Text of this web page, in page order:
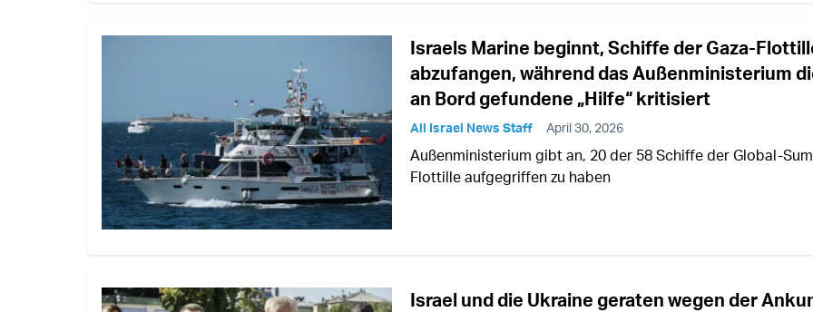
Israels Marine beginnt, Schiffe der Gaza-
abzufangen, während das Außenministerium
an Bord gefundene „Hilfe“ kritisiert
All Israel News Staff April 30, 2026
Außenministerium gibt an, 20 der 58 Schiffe der Global-
Flottille aufgegriffen zu haben
Israel und die Ukraine geraten wegen der